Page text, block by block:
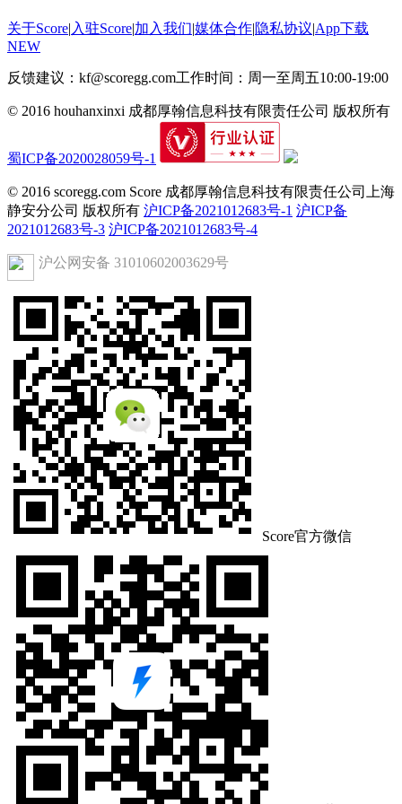
关于Score| 入驻Score|加入我们|媒体合作|隐私协议|App下载
NEW
反馈建议：kf@scoregg.com工作时间：周一至周五10:00-19:00
© 2016 houhanxinxi 成都厚翰信息科技有限责任公司 版权所有
蜀ICP备2020028059号-1
© 2016 scoregg.com Score 成都厚翰信息科技有限责任公司上海
静安分公司 版权所有 沪ICP备2021012683号-1 沪ICP备
2021012683号-3 沪ICP备2021012683号-4
沪公网安备 31010602003629号
Score官方微信